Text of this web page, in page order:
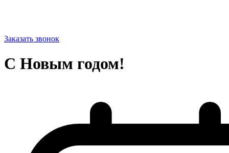
Заказать звонок
С Новым годом!